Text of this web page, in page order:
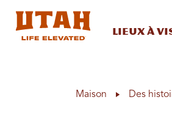
Lieux à
Maison Des